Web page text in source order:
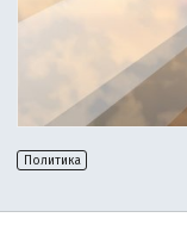
Политика